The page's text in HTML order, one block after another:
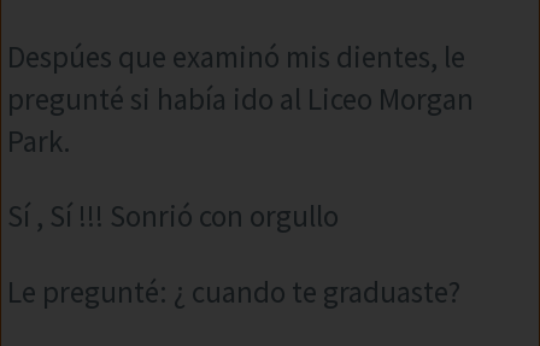
Despúes que examinó mis dientes, le
pregunté si había ido al Liceo Morgan
Park.
Sí , Sí !!! Sonrió con orgullo
Le pregunté: ¿ cuando te graduaste?